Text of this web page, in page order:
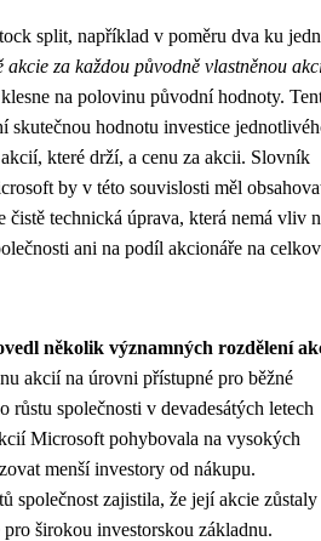
split, například v poměru dva ku
akcie za každou původně vlastněnou
na polovinu původní hodnoty.
skutečnou hodnotu investice
které drží, a cenu za akcii. Slovník
by v této souvislosti měl
čistě technická úprava, která nemá vliv
ani na podíl akcionáře na
několik významných rozdělení
akcií na úrovni přístupné pro běžné
růstu společnosti v devadesátých letech
Microsoft pohybovala na vysokých
menší investory od nákupu.
společnost zajistila, že její akcie zůstaly
širokou investorskou základnu.